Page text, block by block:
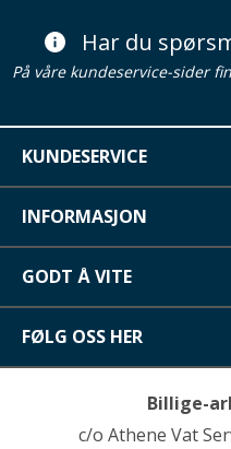
Har du
På våre kundeservice-sider
KUNDESERVICE
INFORMASJON
GODT Å VITE
FØLG OSS HER
Billige-
c/o Athene Vat